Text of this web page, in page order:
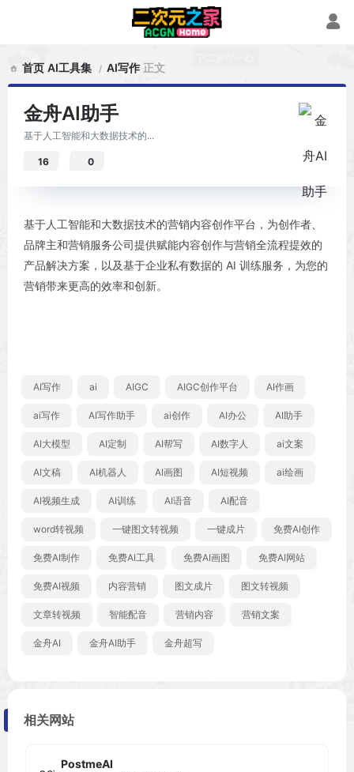
首页 AI工具集 AI写作 正文
金舟AI助手
基于人工智能和大数据技术的...
16 0
基于人工智能和大数据技术的营销内容创作平台，为创作者、
品牌主和营销服务公司提供赋能内容创作与营销全流程提效的
产品解决方案，以及基于企业私有数据的 AI 训练服务，为您的
营销带来更高的效率和创新。
AI写作 ai AIGC AIGC创作平台 AI作画
ai写作 AI写作助手 ai创作 AI办公 AI助手
AI大模型 AI定制 AI帮写 AI数字人 ai文案
AI文稿 AI机器人 AI画图 AI短视频 ai绘画
AI视频生成 AI训练 AI语音 AI配音
word转视频 一键图文转视频 一键成片 免费AI创作
免费AI制作 免费AI工具 免费AI画图 免费AI网站
免费AI视频 内容营销 图文成片 图文转视频
文章转视频 智能配音 营销内容 营销文案
金舟AI 金舟AI助手 金舟超写
相关网站
PostmeAI